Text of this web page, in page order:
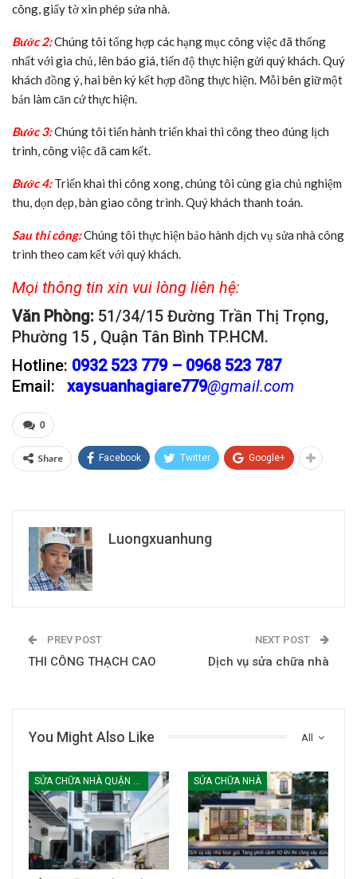
công, giấy tờ xin phép sửa nhà.
Bước 2:Chúng tôi tổng hợp các hạng mục công việc đã thống
nhất với gia chủ, lên báo giá, tiến độ thực hiện gửi quý khách. Quý
khách đồng ý, hai bên ký kết hợp đồng thực hiện. Mỗi bên giữ một
bản làm căn cứ thực hiện.
Bước 3:Chúng tôi tiến hành triển khai thi công theo đúng lịch
trình, công việc đã cam kết.
Bước 4:Triển khai thi công xong, chúng tôi cùng gia chủ nghiệm
thu, dọn dẹp, bàn giao công trình. Quý khách thanh toán.
Sau thi công:Chúng tôi thực hiện bảo hành dịch vụ sửa nhà công
trình theo cam kết với quý khách.
Mọi thông tin xin vui lòng liên hệ:
Văn Phòng: 51/34/15 Đường Trần Thị Trọng,
Phường 15 , Quận Tân Bình TP.HCM.
Hotline: 0932 523 779 – 0968 523 787
Email: xaysuanhagiare779@gmail.com
0
Share Facebook Twitter Google+
Luongxuanhung
PREV POST
THI CÔNG THẠCH CAO
NEXT POST
Dịch vụ sửa chữa nhà
All
You Might Also Like
SỬA CHỮA NHÀ